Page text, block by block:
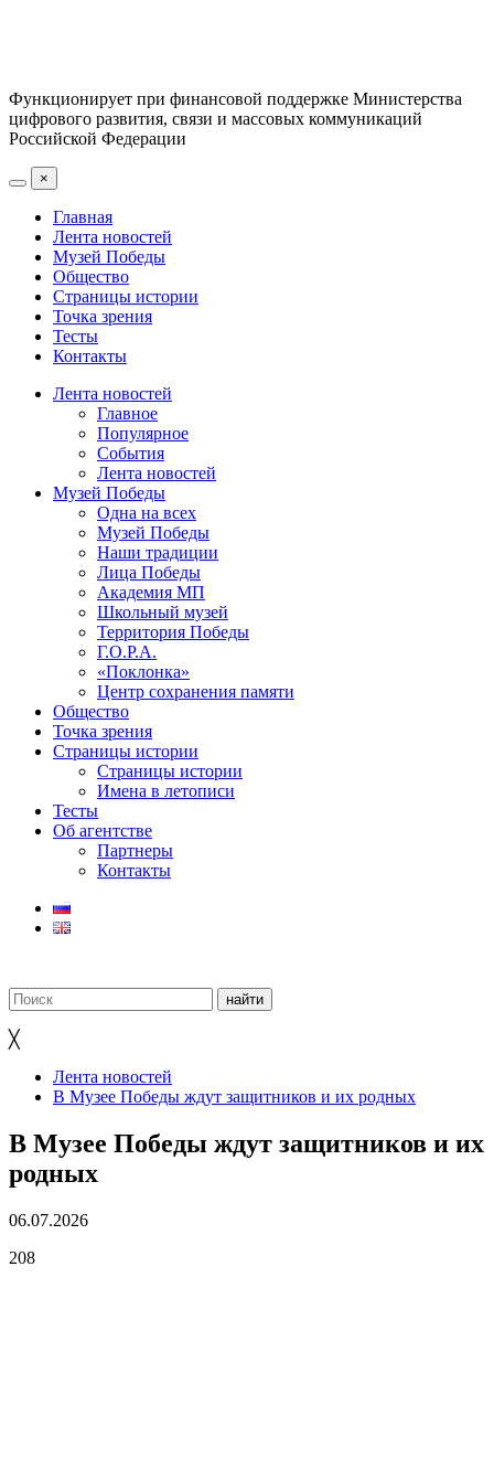
Функционирует при финансовой поддержке Министерства
цифрового развития, связи и массовых коммуникаций
Российской Федерации
×
Главная
Лента новостей
Музей Победы
Общество
Страницы истории
Точка зрения
Тесты
Контакты
Лента новостей
Главное
Популярное
События
Лента новостей
Музей Победы
Одна на всех
Музей Победы
Наши традиции
Лица Победы
Академия МП
Школьный музей
Территория Победы
Г.О.Р.А.
«Поклонка»
Центр сохранения памяти
Общество
Точка зрения
Страницы истории
Страницы истории
Имена в летописи
Тесты
Об агентстве
Партнеры
Контакты
╳
Лента новостей
В Музее Победы ждут защитников и их родных
В Музее Победы ждут защитников и их
родных
06.07.2026
208